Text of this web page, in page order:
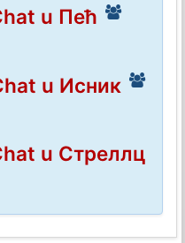
u Пећ
u Исник
u Стреллц